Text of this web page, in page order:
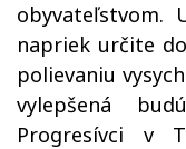
napriek určite
polievaniu
vylepšená
Progresívci v